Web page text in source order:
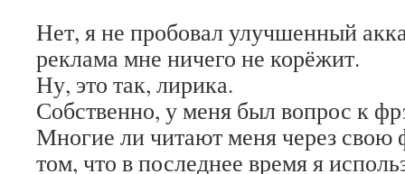
Нет, я не пробовал улучшенный
реклама мне ничего не корёжит.
Ну, это так, лирика.
Собственно, у меня был вопрос к
Многие ли читают меня через свою
том, что в последнее время я